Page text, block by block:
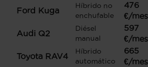
Ford Kuga
Híbrido no
enchufable
476
€/mes
Audi Q2
Diésel
manual
597
€/mes
Toyota RAV4
Híbrido
automático
665
€/mes